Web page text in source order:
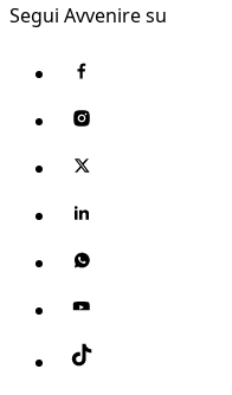
Segui Avvenire su